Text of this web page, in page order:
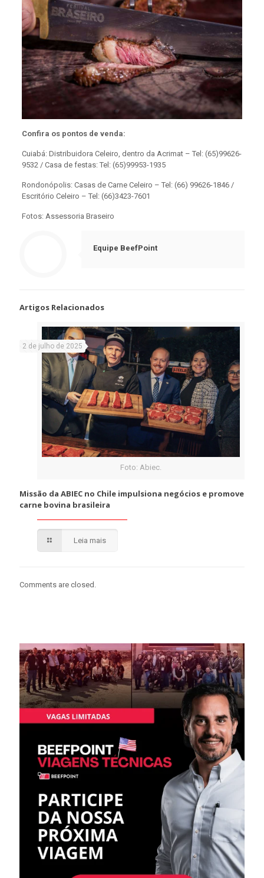
Confira os pontos de venda:
Cuiabá: Distribuidora Celeiro, dentro da Acrimat – Tel: (65)99626-
9532 / Casa de festas: Tel: (65)99953-1935
Rondonópolis: Casas de Carne Celeiro – Tel: (66) 99626-1846/
Escritório Celeiro – Tel: (66)3423-7601
Fotos: Assessoria Braseiro
Equipe BeefPoint
Artigos Relacionados
Foto: Abiec.
2 de julho de 2025
Missão da ABIEC no Chile impulsiona negócios e promove
carne bovina brasileira
Leia mais
Comments are closed.